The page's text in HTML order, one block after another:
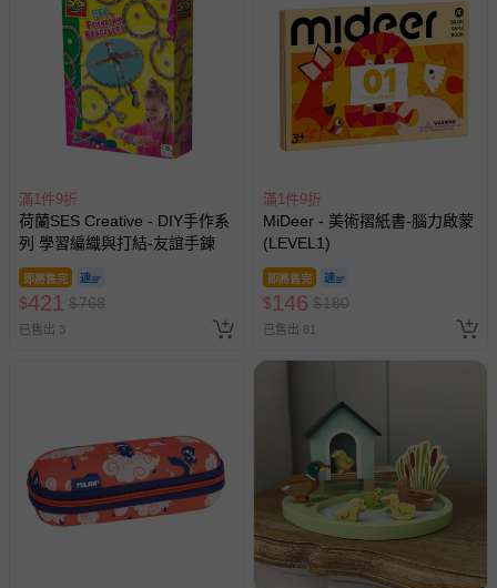
報紙、期刊或雜誌（惟書籍如經拆封、使用，則酌收整
新費用）。
經消費者拆封之影音商品或電腦軟體（例如 DVD、CD
等）。
非以有形媒介提供之數位內容或一經提供即為完成之線
戲或活動點數等）。
已拆封之以下類型商品：
-個人衛生用品（例如尿布、貼身衣物、泳裝、襪子、地
墊、寢具類等）。
-新生兒親膚衣物（嬰幼兒包巾與背巾、包屁衣、學習
-其他原廠盒裝商品封口處已貼上「不可拆封」，或具警
國際航空、客運、訂房等服務。
相關的退換貨辦理流程，可詳見： 退換貨 & 退款問題
滿1件9折
荷蘭SES Creative - DIY手作系
列 學習編織與打結-友誼手鍊
即將售完
$421 $768
已售出 3
滿1件9折
MiDeer - 美術摺紙書-腦力啟蒙
(LEVEL1)
即將售完
$146 $180
已售出 81